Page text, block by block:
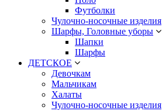
Футболки
Чулочно-носочные изделия
Шарфы, Головные уборы
Шапки
Шарфы
ДЕТСКОЕ
Девочкам
Мальчикам
Халаты
Чулочно-носочные изделия